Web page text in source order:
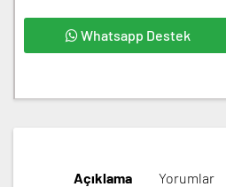
Whatsapp Destek
Açıklama Yorumlar